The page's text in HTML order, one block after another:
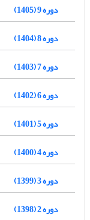
دوره 9 (1405)
دوره 8 (1404)
دوره 7 (1403)
دوره 6 (1402)
دوره 5 (1401)
دوره 4 (1400)
دوره 3 (1399)
دوره 2 (1398)